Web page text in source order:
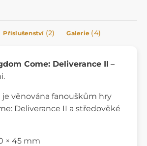
Příslušenství (2) Galerie (4)
Come: Deliverance II –
je věnována fanouškům hry
Deliverance II a středověké
× 45 mm